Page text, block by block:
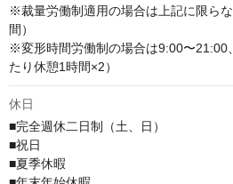
※裁量労働制適用の場合は上記に限ら
間）
※変形時間労働制の場合は9:00〜21:00
たり休憩1時間×2）
休日
■完全週休二日制（土、日）
■祝日
■夏季休暇